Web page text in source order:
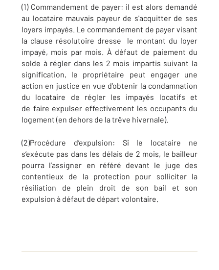
(1) Commandement de payer: il est alors demandé
au locataire mauvais payeur de s'acquitter de ses
loyers impayés. Le commandement de payer visant
la clause résolutoire dresse le montant du loyer
impayé, mois par mois. À défaut de paiement du
solde à régler dans les 2 mois impartis suivant la
signification, le propriétaire peut engager une
action en justice en vue d’obtenir la condamnation
du locataire de régler les impayés locatifs et
de faire expulser effectivement les occupants du
logement (en dehors de la trêve hivernale).
(2)Procédure d’expulsion: Si le locataire ne
s’exécute pas dans les délais de 2 mois, le bailleur
pourra l’assigner en référé devant le juge des
contentieux de la protection pour solliciter la
résiliation de plein droit de son bail et son
expulsion à défaut de départ volontaire.